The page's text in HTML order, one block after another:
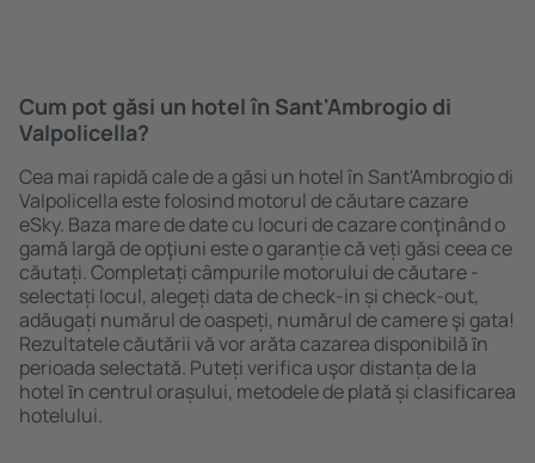
Cum pot găsi un hotel în Sant'Ambrogio di
Valpolicella?
Cea mai rapidă cale de a găsi un hotel în Sant'Ambrogio di
Valpolicella este folosind motorul de căutare cazare
eSky. Baza mare de date cu locuri de cazare conţinând o
gamă largă de opţiuni este o garanție că veți găsi ceea ce
căutați. Completați câmpurile motorului de căutare -
selectați locul, alegeți data de check-in și check-out,
adăugați numărul de oaspeți, numărul de camere şi gata!
Rezultatele căutării vă vor arăta cazarea disponibilă ȋn
perioada selectată. Puteți verifica uşor distanța de la
hotel ȋn centrul orașului, metodele de plată și clasificarea
hotelului.